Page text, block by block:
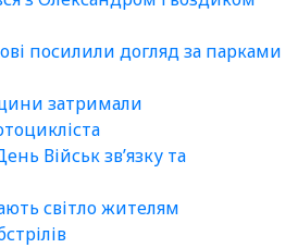
посилили догляд за парками
затримали
Військ зв’язку та
світло жителям